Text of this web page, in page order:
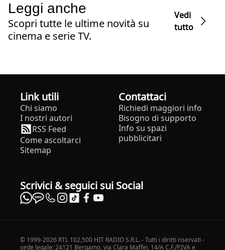
Leggi anche
Scopri tutte le ultime novità su
cinema e serie TV.
Vedi
tutto
Link utili
Chi siamo
I nostri autori
RSS Feed
Come ascoltarci
Sitemap
Contattaci
Richiedi maggiori info
Bisogno di supporto
Info su spazi
pubblicitari
Scrivici & seguici sui Social
© 1999-2026 RTL 102,500 HIT RADIO S.R.L. - Tutti i diritti riservati -
sede legale: 24121 Bergamo, via Clara Maffei, 14/A C.F./P.IVA e